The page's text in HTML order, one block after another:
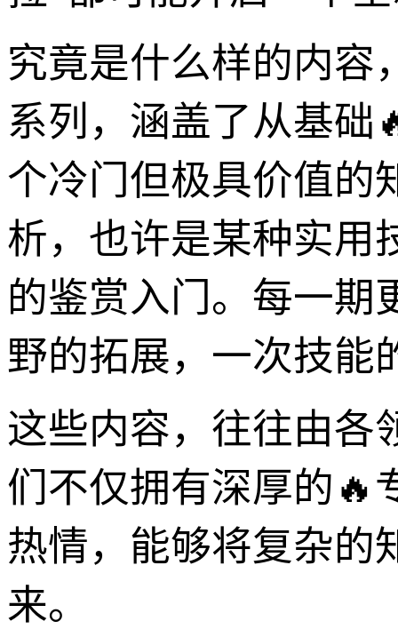
究竟是什么样的内容
系列，涵盖了从基础
个冷门但极具价值的
析，也许是某种实用
的鉴赏入门。每一期
野的拓展，一次技能
这些内容，往往由各
们不仅拥有深厚的🔥
热情，能够将复杂的
来。